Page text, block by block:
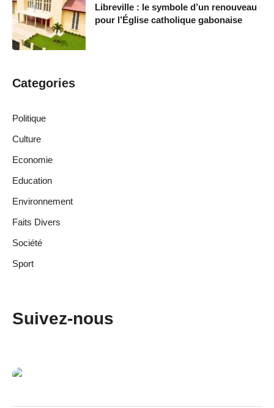
Libreville : le symbole d’un renouveau
pour l’Église catholique gabonaise
Categories
Politique
Culture
Economie
Education
Environnement
Faits Divers
Société
Sport
Suivez-nous